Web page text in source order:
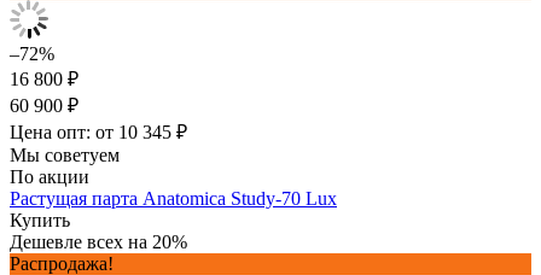
–72%
16 800 ₽
60 900 ₽
Цена опт: от 10 345 ₽
Мы советуем
По акции
Растущая парта Anatomica Study-70 Lux
Купить
Дешевле всех на 20%
Распродажа!